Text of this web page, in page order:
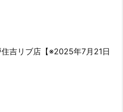
吉リブ店【※2025年7月21日